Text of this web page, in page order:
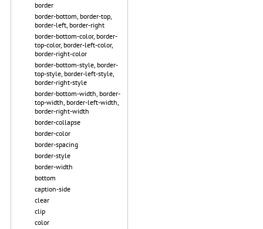
border
border-bottom, border-top,
border-left, border-right
border-bottom-color, border-
top-color, border-left-color,
border-right-color
border-bottom-style, border-
top-style, border-left-style,
border-right-style
border-bottom-width, border-
top-width, border-left-width,
border-right-width
border-collapse
border-color
border-spacing
border-style
border-width
bottom
caption-side
clear
clip
color